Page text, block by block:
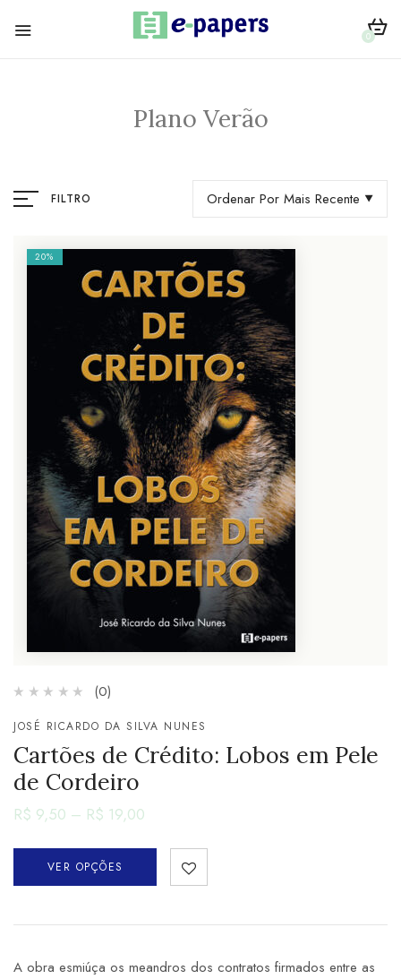
0
Plano Verão
FILTRO Ordenar Por Mais Recente
20%
(0)
JOSÉ RICARDO DA SILVA NUNES
Cartões de Crédito: Lobos em Pele
de Cordeiro
R$ 9,50 – R$ 19,00
VER OPÇÕES
A obra esmiúça os meandros dos contratos firmados entre as